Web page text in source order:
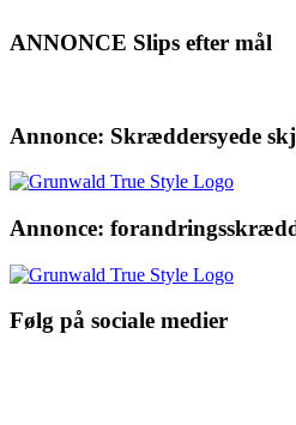
ANNONCE Slips efter mål
Annonce: Skræddersyede
Annonce:
Følg på sociale medier